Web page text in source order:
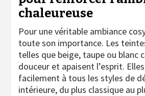
chaleureuse
Pour une véritable ambiance
toute son importance. Les
telles que beige, taupe ou blanc
douceur et apaisent l’esprit.
facilement à tous les styles de
intérieure, du plus classique au